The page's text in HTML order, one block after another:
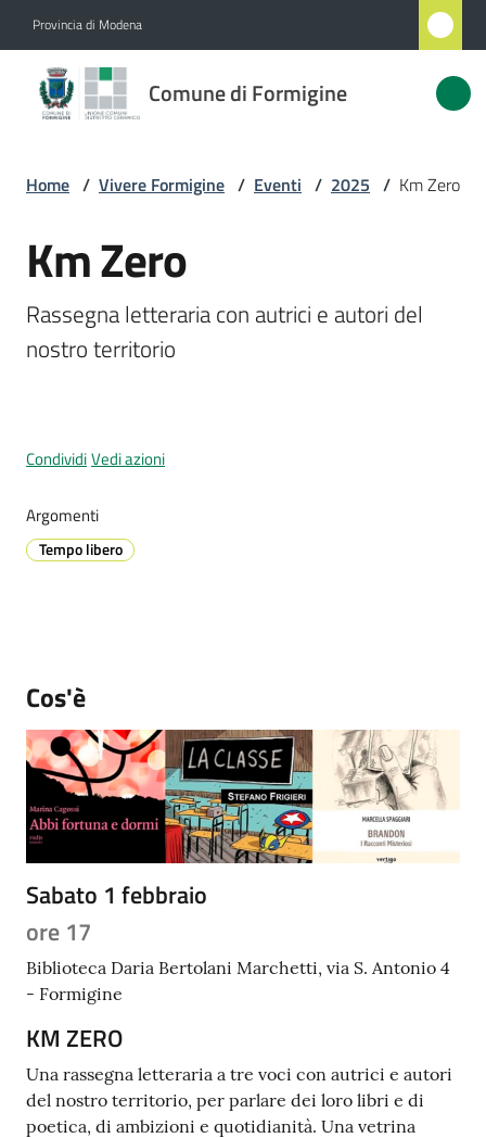
Provincia di Modena
Comune di Formigine
Comune
di
Servizi
Menu selezionato
l
l
e
r
a
M
e
t
o
Tutti
gli
Home / Vivere Formigine / Eventi / 2025 / Km Zero
Salta al contenuto
Km Zero
Rassegna letteraria con autrici e autori del
nostro territorio
CondividiVedi azioni
Argomenti
Tempo libero
Cos'è
Sabato 1 febbraio
ore 17
Biblioteca Daria Bertolani Marchetti, via S. Antonio 4
- Formigine
KM ZERO
Una rassegna letteraria a tre voci con autrici e autori
del nostro territorio, per parlare dei loro libri e di
poetica, di ambizioni e quotidianità. Una vetrina